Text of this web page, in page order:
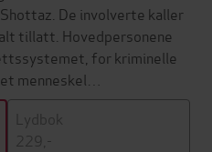
De involverte kaller
tillatt. Hovedpersonene
for kriminelle
menneskel…
Lydbok
229,-